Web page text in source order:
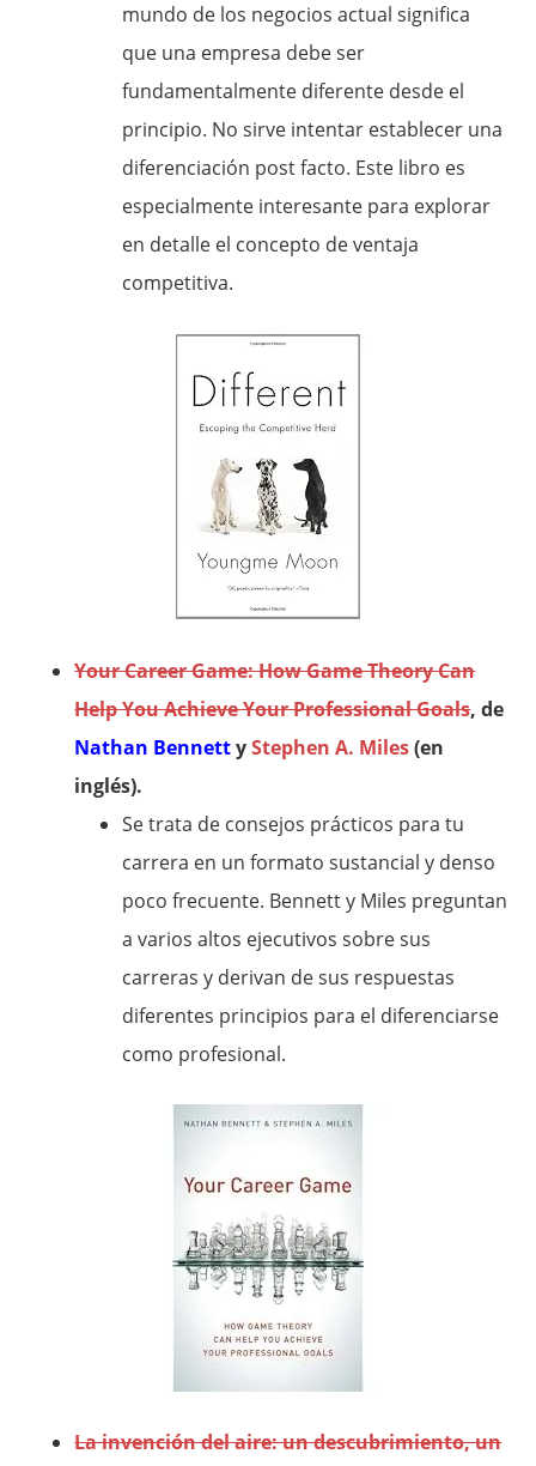
mundo de los negocios actual significa
que una empresa debe ser
fundamentalmente diferente desde el
principio. No sirve intentar establecer una
diferenciación post facto. Este libro es
especialmente interesante para explorar
en detalle el concepto de ventaja
competitiva.
Your Career Game: How Game Theory Can
Help You Achieve Your Professional Goals, de
Nathan BennettyStephen A. Miles(en
inglés).
Se trata de consejos prácticos para tu
carrera en un formato sustancial y denso
poco frecuente. Bennett y Miles preguntan
a varios altos ejecutivos sobre sus
carreras y derivan de sus respuestas
diferentes principios para el diferenciarse
como profesional.
La invención del aire: un descubrimiento, un